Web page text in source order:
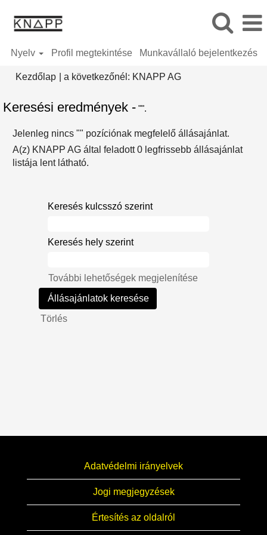
Nyelv Profil megtekintése Munkavállaló bejelentkezés
Kezdőlap a következőnél: KNAPP AG(aktuális
Keresési eredmények - "".
Jelenleg nincs "" pozíciónak megfelelő állásajánlat.
A(z) KNAPP AG által feladott 0 legfrissebb állásajánlat
listája lent látható.
Keresés kulcsszó szerint
Keresés hely szerint
További lehetőségek megjelenítése
Törlés
Adatvédelmi irányelvek
Jogi megjegyzések
Értesítés az oldalról